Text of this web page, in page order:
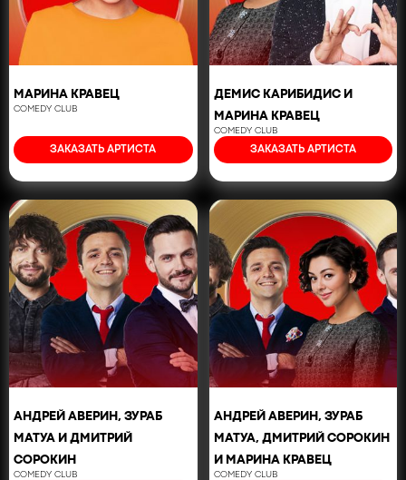
МАРИНА КРАВЕЦ
COMEDY CLUB
ЗАКАЗАТЬ АРТИСТА
ДЕМИС КАРИБИДИС И
МАРИНА КРАВЕЦ
COMEDY CLUB
ЗАКАЗАТЬ АРТИСТА
АНДРЕЙ АВЕРИН, ЗУРАБ
МАТУА И ДМИТРИЙ
СОРОКИН
COMEDY CLUB
АНДРЕЙ АВЕРИН, ЗУРАБ
МАТУА, ДМИТРИЙ СОРОКИН
И МАРИНА КРАВЕЦ
COMEDY CLUB